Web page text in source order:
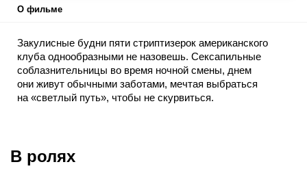
О фильме
Закулисные будни пяти стриптизерок американского
клуба однообразными не назовешь. Сексапильные
соблазнительницы во время ночной смены, днем
они живут обычными заботами, мечтая выбраться
на «светлый путь», чтобы не скурвиться.
узнает, что беременна… А рядом, в мотеле, затаился
киллер с охотничьим нюхом Машкова, который
В ролях